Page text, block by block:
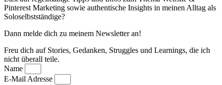
Pinterest Marketing sowie authentische Insights in meinen Alltag als
Soloselbstständige?
Dann melde dich zu meinem Newsletter an!
Freu dich auf Stories, Gedanken, Struggles und Learnings, die ich
nicht überall teile.
Name
E-Mail Adresse